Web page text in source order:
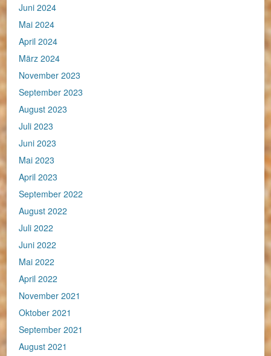
Juni 2024
Mai 2024
April 2024
März 2024
November 2023
September 2023
August 2023
Juli 2023
Juni 2023
Mai 2023
April 2023
September 2022
August 2022
Juli 2022
Juni 2022
Mai 2022
April 2022
November 2021
Oktober 2021
September 2021
August 2021